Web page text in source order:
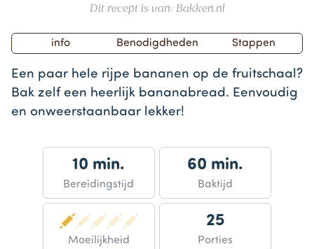
Dit recept is van: Bakken.nl
info Benodigdheden Stappen
Een paar hele rijpe bananen op de fruitschaal?
Bak zelf een heerlijk bananabread. Eenvoudig
en onweerstaanbaar lekker!
10 min.
Bereidingstijd
60 min.
Baktijd
Moeilijkheid
25
Porties